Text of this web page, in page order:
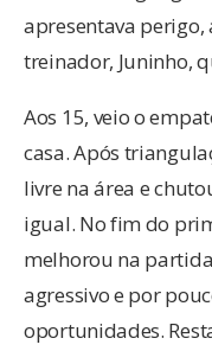
apresentava
treinador, Juninho,
Aos 15, veio o
casa. Após
livre na área e
igual. No fim do
melhorou na
agressivo e por
oportunidades.